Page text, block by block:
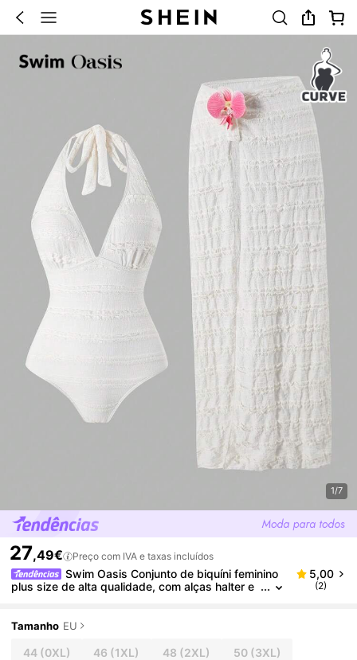
1/7
27,49€ Preço com IVA e taxas incluídos
Swim Oasis Conjunto de biquíni feminino
plus size de alta qualidade, com alças halter e
e férias. Coleção 2026.
5,00
(2)
Tamanho EU
44(0XL) 46 (1XL) 48 (2XL) 50(3XL)